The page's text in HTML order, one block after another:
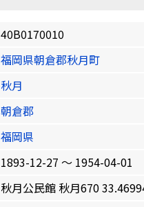
40B0170010
福岡県朝倉郡秋月町
秋月
朝倉郡
福岡県
1893-12-27 〜 1954-04-01
秋月公民館 秋月670